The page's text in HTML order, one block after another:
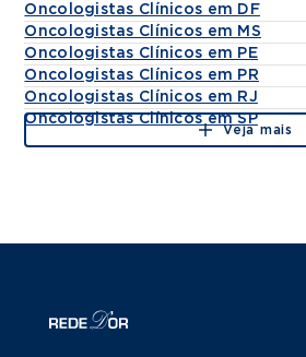
Oncologistas Clínicos em DF
Oncologistas Clínicos em MS
Oncologistas Clínicos em PE
Oncologistas Clínicos em PR
Oncologistas Clínicos em RJ
Oncologistas Clínicos em SP
Veja mais